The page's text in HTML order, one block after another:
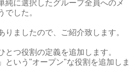
純に選択したグループ全員へのメ
でした。
りましたので、ご紹介致します。
つ役割の定義を追加します。
という"オープン"な役割を追加しま